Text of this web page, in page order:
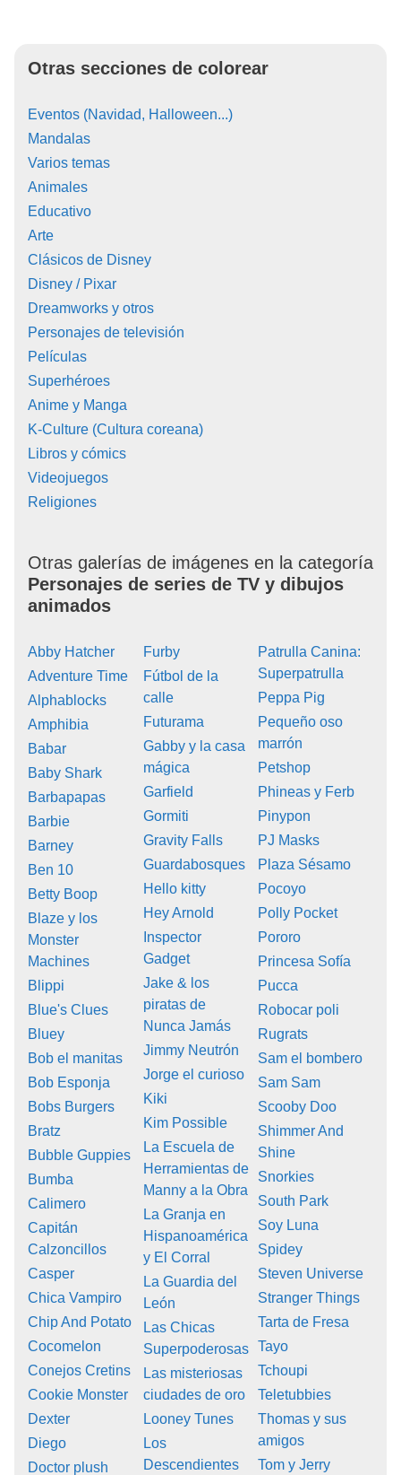
Otras secciones de colorear
Eventos (Navidad, Halloween...)
Mandalas
Varios temas
Animales
Educativo
Arte
Clásicos de Disney
Disney / Pixar
Dreamworks y otros
Personajes de televisión
Películas
Superhéroes
Anime y Manga
K-Culture (Cultura coreana)
Libros y cómics
Videojuegos
Religiones
Otras galerías de imágenes en la categoría
Personajes de series de TV y dibujos
animados
Abby Hatcher
Adventure Time
Alphablocks
Amphibia
Babar
Baby Shark
Barbapapas
Barbie
Barney
Ben 10
Betty Boop
Blaze y los
Monster
Machines
Blippi
Blue's Clues
Bluey
Bob el manitas
Bob Esponja
Bobs Burgers
Bratz
Bubble Guppies
Bumba
Calimero
Capitán
Calzoncillos
Casper
Chica Vampiro
Chip And Potato
Cocomelon
Conejos Cretins
Cookie Monster
Dexter
Diego
Doctor plush
Furby
Fútbol de la
calle
Futurama
Gabby y la casa
mágica
Garfield
Gormiti
Gravity Falls
Guardabosques
Hello kitty
Hey Arnold
Inspector
Gadget
Jake & los
piratas de
Nunca Jamás
Jimmy Neutrón
Jorge el curioso
Kiki
Kim Possible
La Escuela de
Herramientas de
Manny a la Obra
La Granja en
Hispanoamérica
y El Corral
La Guardia del
León
Las Chicas
Superpoderosas
Las misteriosas
ciudades de oro
Looney Tunes
Los
Descendientes
Patrulla Canina:
Superpatrulla
Peppa Pig
Pequeño oso
marrón
Petshop
Phineas y Ferb
Pinypon
PJ Masks
Plaza Sésamo
Pocoyo
Polly Pocket
Pororo
Princesa Sofía
Pucca
Robocar poli
Rugrats
Sam el bombero
Sam Sam
Scooby Doo
Shimmer And
Shine
Snorkies
South Park
Soy Luna
Spidey
Steven Universe
Stranger Things
Tarta de Fresa
Tayo
Tchoupi
Teletubbies
Thomas y sus
amigos
Tom y Jerry